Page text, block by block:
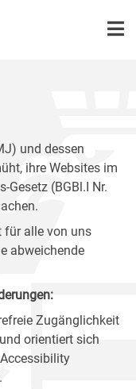
und dessen
ihre Websites im
Gesetz (BGBl.I Nr.
für alle von uns
abweichende
Zugänglichkeit
orientiert sich